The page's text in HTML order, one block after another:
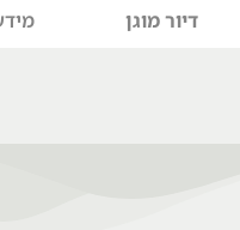
דיור מוגן